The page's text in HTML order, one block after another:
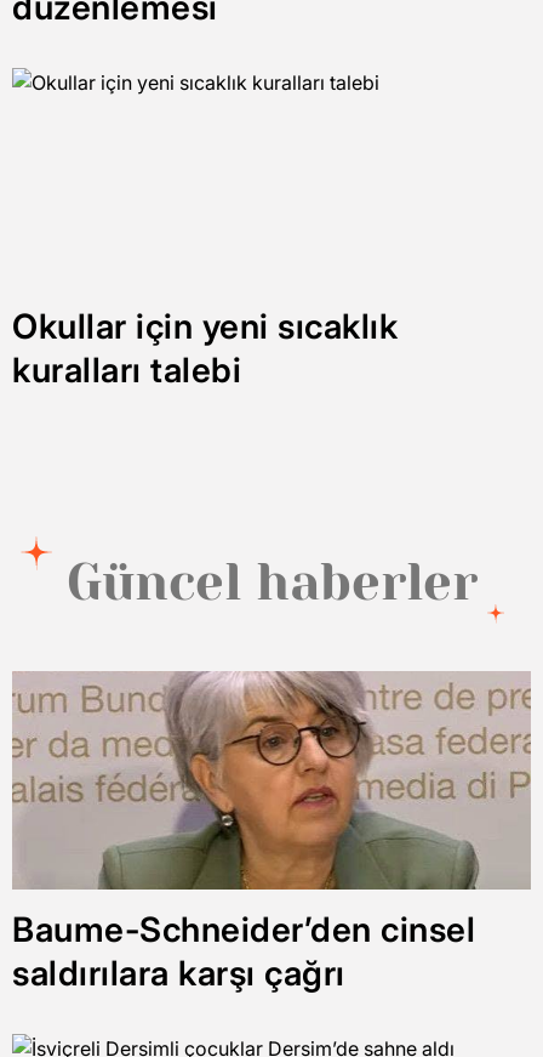
Okullar için yeni sıcaklık
kuralları talebi
Güncel haberler
Baume-Schneider’den cinsel
saldırılara karşı çağrı